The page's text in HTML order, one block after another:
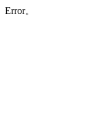
Error。